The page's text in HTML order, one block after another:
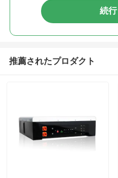
続行
推薦されたプロダクト